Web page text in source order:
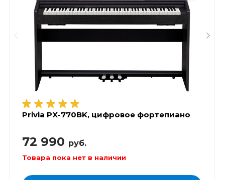
Privia PX-770BK, цифровое фортепиано
72 990 руб.
Товара пока нет в наличии